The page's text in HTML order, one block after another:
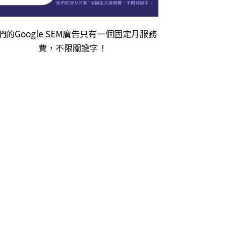
的Google SEM廣告只有一個固定月服務
費，不限關𨫡字！